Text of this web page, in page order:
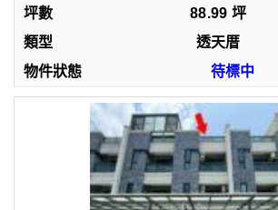
88.99 坪
透天厝
待標中